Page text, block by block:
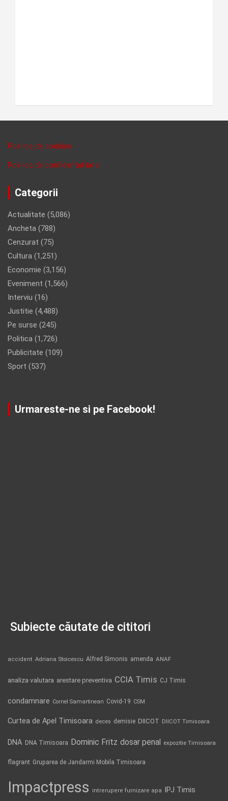
Politica de cookies
Politica de confidentalitate
Categorii
Actualitate (5,086)
Ancheta (788)
Cenzurat (75)
Cultura (1,251)
Economie (3,156)
Eveniment (1,566)
Interviu (16)
Justitie (4,488)
Pe surse (245)
Politica (1,726)
Publicitate (109)
Sport (537)
Urmareste-ne si pe Facebook!
Subiecte căutate de cititori
accident Adriana Stoicescu Alfred Simonis amenda ANAF
analiza valutara arestare preventiva CCIA Timis CJ Timis
condamnare Cornel Samartinean Covid-19 CSM
Curtea de Apel Timisoara deces demisie DIICOT DIICOT Timisoara
DNA DNA Timisoara Dominic Fritz dosar penal expozitie Timisoara
flagrant Gruparea de Jandarmi Mobila Timisoara
Impactpress intrerupere furnizare apa IPJ Timis